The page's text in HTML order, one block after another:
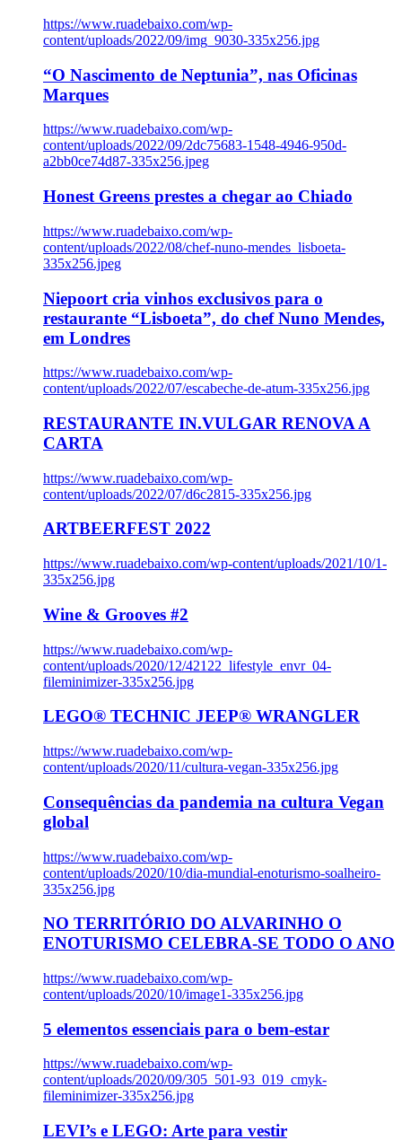
https://www.ruadebaixo.com/wp-
content/uploads/2022/09/img_9030-335x256.jpg
“O Nascimento de Neptunia”, nas Oficinas
Marques
https://www.ruadebaixo.com/wp-
content/uploads/2022/09/2dc75683-1548-4946-950d-
a2bb0ce74d87-335x256.jpeg
Honest Greens prestes a chegar ao Chiado
https://www.ruadebaixo.com/wp-
content/uploads/2022/08/chef-nuno-mendes_lisboeta-
335x256.jpeg
Niepoort cria vinhos exclusivos para o
restaurante “Lisboeta”, do chef Nuno Mendes,
em Londres
https://www.ruadebaixo.com/wp-
content/uploads/2022/07/escabeche-de-atum-335x256.jpg
RESTAURANTE IN.VULGAR RENOVA A
CARTA
https://www.ruadebaixo.com/wp-
content/uploads/2022/07/d6c2815-335x256.jpg
ARTBEERFEST 2022
https://www.ruadebaixo.com/wp-content/uploads/2021/10/1-
335x256.jpg
Wine & Grooves #2
https://www.ruadebaixo.com/wp-
content/uploads/2020/12/42122_lifestyle_envr_04-
fileminimizer-335x256.jpg
LEGO® TECHNIC JEEP® WRANGLER
https://www.ruadebaixo.com/wp-
content/uploads/2020/11/cultura-vegan-335x256.jpg
Consequências da pandemia na cultura Vegan
global
https://www.ruadebaixo.com/wp-
content/uploads/2020/10/dia-mundial-enoturismo-soalheiro-
335x256.jpg
NO TERRITÓRIO DO ALVARINHO O
ENOTURISMO CELEBRA-SE TODO O ANO
https://www.ruadebaixo.com/wp-
content/uploads/2020/10/image1-335x256.jpg
5 elementos essenciais para o bem-estar
https://www.ruadebaixo.com/wp-
content/uploads/2020/09/305_501-93_019_cmyk-
fileminimizer-335x256.jpg
LEVI’s e LEGO: Arte para vestir